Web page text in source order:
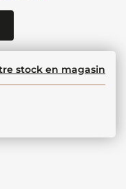
stock en magasin